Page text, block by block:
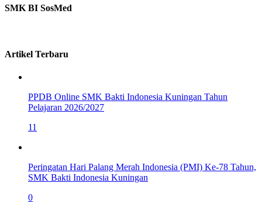
SMK BI SosMed
Artikel Terbaru
PPDB Online SMK Bakti Indonesia Kuningan Tahun
Pelajaran 2026/2027
11
Peringatan Hari Palang Merah Indonesia (PMI) Ke-78 Tahun,
SMK Bakti Indonesia Kuningan
0